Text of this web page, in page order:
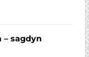
– sagdyn